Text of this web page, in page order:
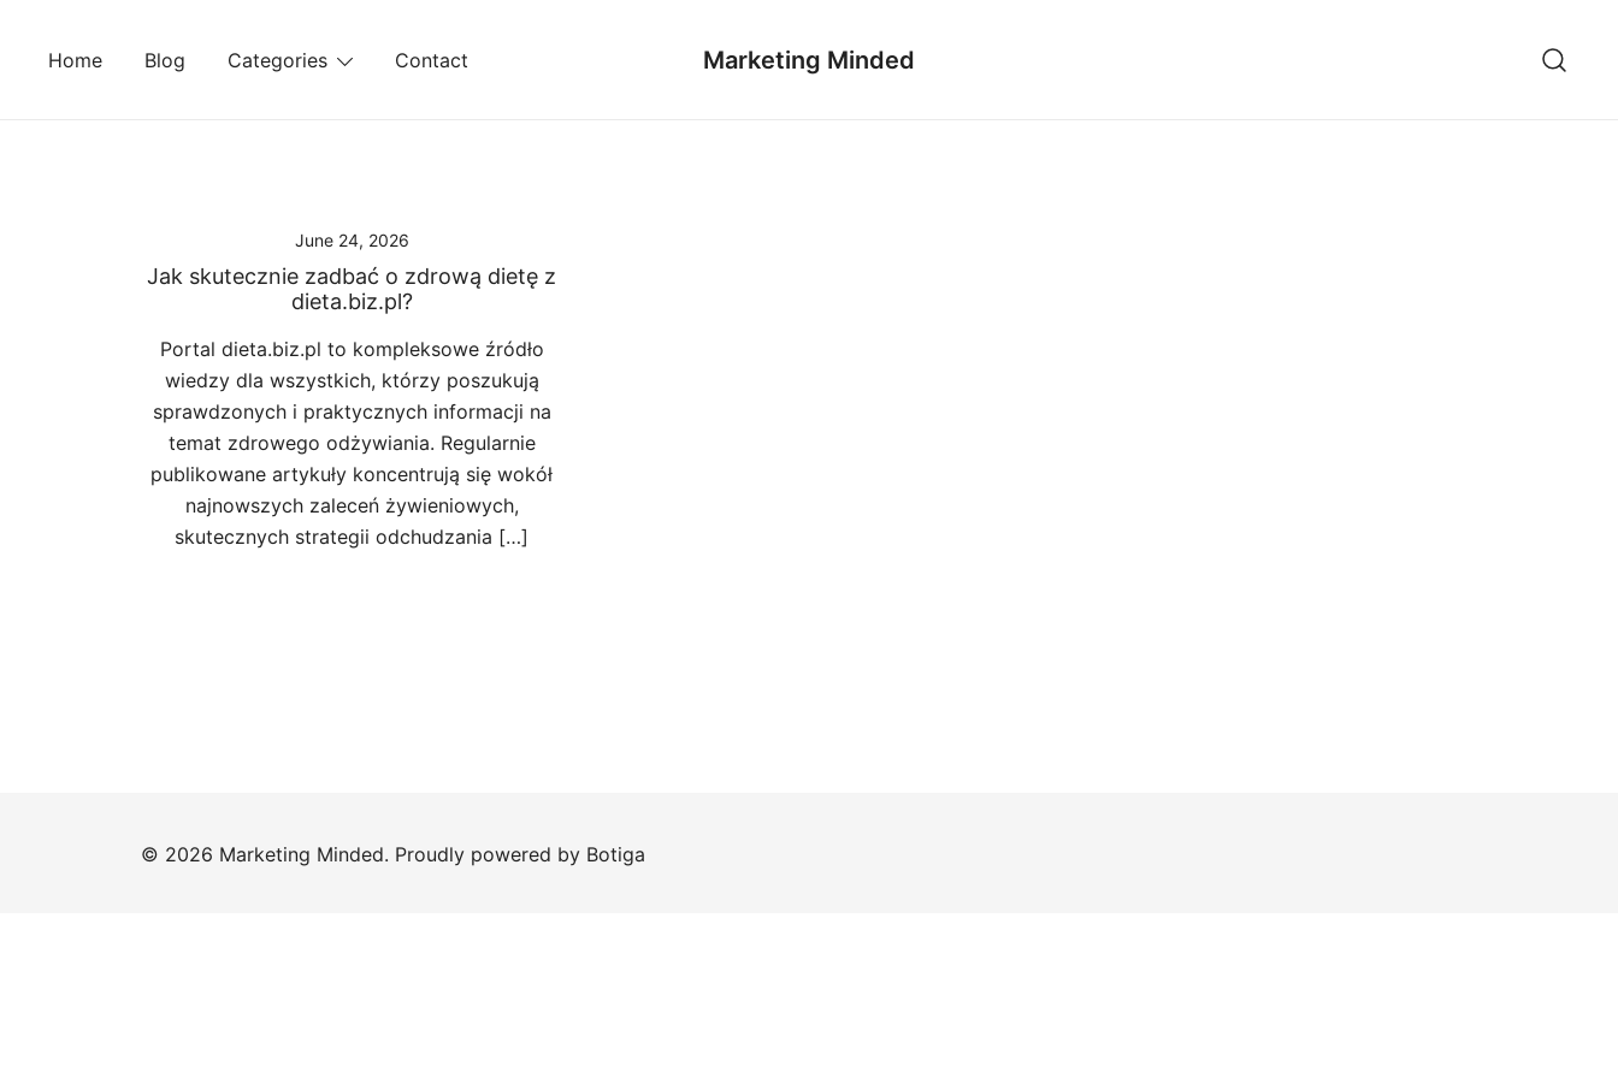
Home Blog Categories Contact Marketing Minded
June 24, 2026
Jak skutecznie zadbać o zdrową dietę z
dieta.biz.pl?
Portal dieta.biz.pl to kompleksowe źródło
wiedzy dla wszystkich, którzy poszukują
sprawdzonych i praktycznych informacji na
temat zdrowego odżywiania. Regularnie
publikowane artykuły koncentrują się wokół
najnowszych zaleceń żywieniowych,
skutecznych strategii odchudzania […]
© 2026 Marketing Minded. Proudly powered by Botiga